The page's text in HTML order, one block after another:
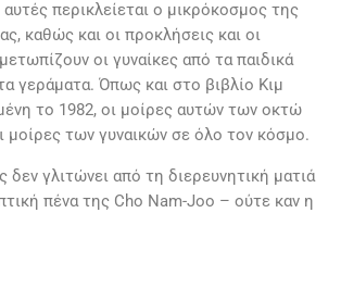
περικλείεται ο μικρόκοσμος της
καθώς και οι προκλήσεις και οι
οι γυναίκες από τα παιδικά
γεράματα. Όπως και στο βιβλίο Κιμ
το 1982, οι μοίρες αυτών των οκτώ
μοίρες των γυναικών σε όλο τον κόσμο.
δεν γλιτώνει από τη διερευνητική ματιά
πένα της Cho Nam-Joo – ούτε καν η